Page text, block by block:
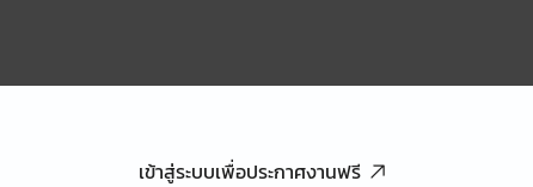
เข้าสู่ระบบเพื่อประกาศงานฟรี